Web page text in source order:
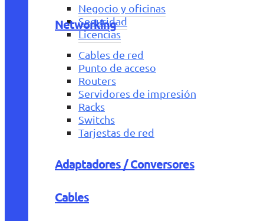
Negocio y oficinas
Seguridad
Licencias
Networking
Cables de red
Punto de acceso
Routers
Servidores de impresión
Racks
Switchs
Tarjestas de red
Adaptadores / Conversores
Cables